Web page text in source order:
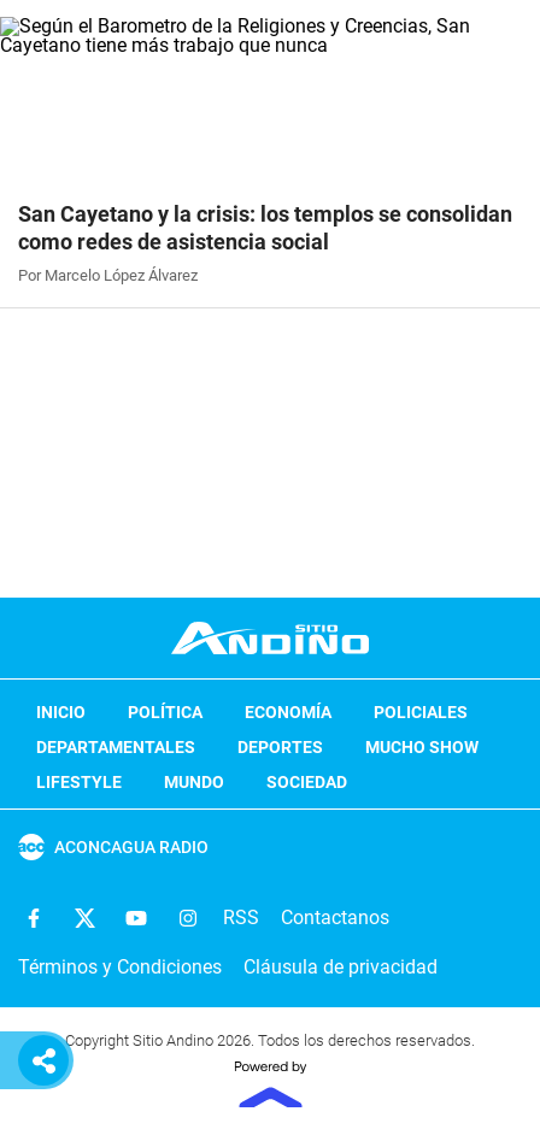
San Cayetano y la crisis: los templos se consolidan
como redes de asistencia social
Por Marcelo López Álvarez
INICIO POLÍTICA ECONOMÍA
POLICIALES
DEPARTAMENTALES
DEPORTES
MUCHO SHOW
LIFESTYLE
MUNDO SOCIEDAD
ACONCAGUA RADIO
RSS Contactanos
Términos y Condiciones Cláusula de privacidad
Copyright Sitio Andino 2026. Todos los derechos reservados.